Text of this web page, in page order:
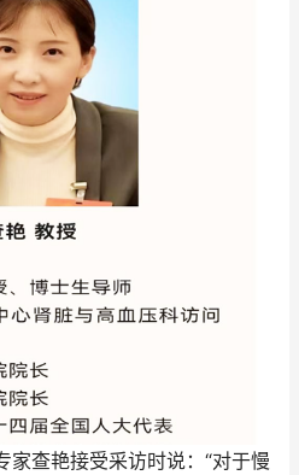
查艳接受采访时说：“对于慢